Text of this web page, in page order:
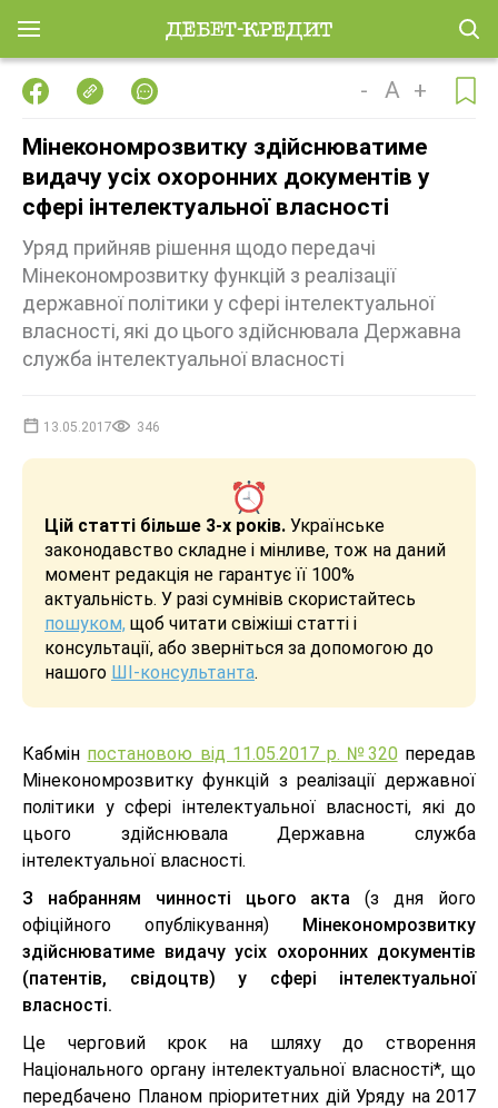
- A +
Мінекономрозвитку здійснюватиме
видачу усіх охоронних документів у
сфері інтелектуальної власності
Уряд прийняв рішення щодо передачі
Мінекономрозвитку функцій з реалізації
державної політики у сфері інтелектуальної
власності, які до цього здійснювала Державна
служба інтелектуальної власності
13.05.2017 346
Цій статті більше 3-х років. Українське
законодавство складне і мінливе, тож на даний
момент редакція не гарантує її 100%
актуальність. У разі сумнівів скористайтесь
пошуком, щоб читати свіжіші статті і
консультації, або зверніться за допомогою до
нашого ШІ-консультанта.
Кабмін постановою від 11.05.2017 р. №320передав
Мінекономрозвитку функцій з реалізації державної
політики у сфері інтелектуальної власності, які до
цього здійснювала Державна служба
інтелектуальної власності.
З набранням чинності цього акта (з дня його
офіційного опублікування) Мінекономрозвитку
здійснюватиме видачу усіх охоронних документів
(патентів, свідоцтв) у сфері інтелектуальної
власності.
Це черговий крок на шляху до створення
Національного органу інтелектуальної власності*, що
передбачено Планом пріоритетних дій Уряду на 2017